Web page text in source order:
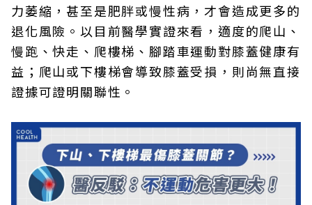
力萎縮，甚至是肥胖或慢性病，才會造成更多的
退化風險。以目前醫學實證來看，適度的爬山、
慢跑、快走、爬樓梯、腳踏車運動對膝蓋健康有
益；爬山或下樓梯會導致膝蓋受損，則尚無直接
證據可證明關聯性。